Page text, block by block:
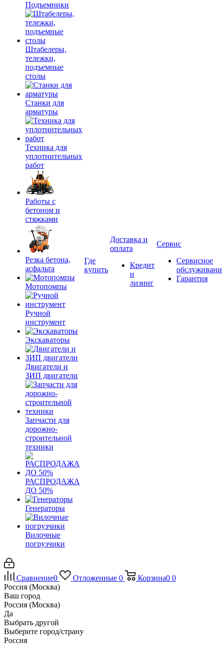
Подъемники
Штабелеры,
тележки,
подъемные
столы
Станки для
арматуры
Техника для
уплотнительных
работ
Работы с
бетоном и
стяжками
Резка бетона,
асфальта
Мотопомпы
Ручной
инструмент
Экскаваторы
Двигатели и
ЗИП двигатели
Запчасти для
дорожно-
строительной
техники
РАСПРОДАЖА
ДО 50%
Генераторы
Вилочные
погрузчики
Где
купить
Доставка и
оплата
Кредит
и
лизинг
Сервис
Сервисное
Гарантия
Сравнение0 Отложенные 0 Корзина0 0
Россия (Москва)
Ваш город
Россия (Москва)
Да
Выбрать другой
Выберите город/страну
Россия